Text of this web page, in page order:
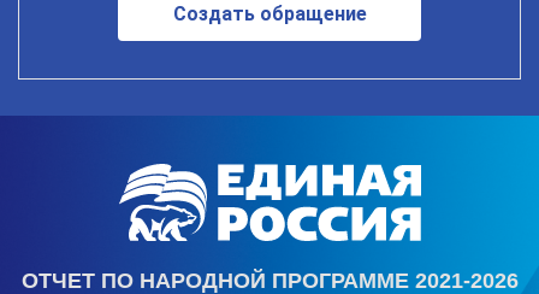
Создать обращение
ОТЧЕТ ПО НАРОДНОЙ ПРОГРАММЕ 2021-2026